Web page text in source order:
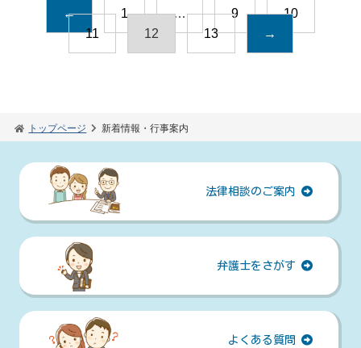
← 1 … 9
10
11
12 13 →
トップページ 新着情報・行事案内
法律相談のご案内
弁護士をさがす
よくある質問